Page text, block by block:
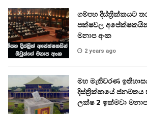
ගම්පහ දිස්ත්‍රික්කයට
පක්ෂවල
මනාප අංක
2 years ago
මහ මැතිවරණ
දිස්ත්‍රික්කයේ
ලක්ෂ 2 ඉක්මවා මනාප